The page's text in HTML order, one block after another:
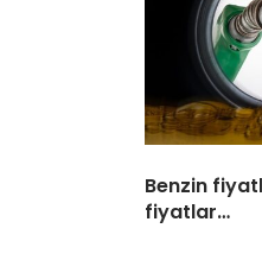
Benzin
fiyatlar…